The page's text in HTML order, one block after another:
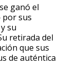
ganó el
por sus
su
retirada del
que sus
de auténtica